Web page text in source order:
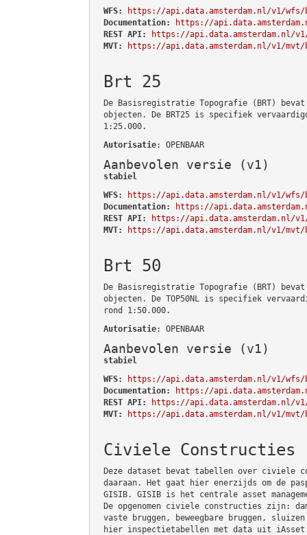
WFS:
https://api.data.amsterdam.nl/v1/wfs/
Documentation:
https://
REST API:
https://api.data.amsterdam.nl/
MVT:
https://api.data.amsterdam.nl/v1/mvt/
Brt 25
De Basisregistratie Topografie (BRT)
objecten. De BRT25 is specifiek
1:25.000.
Autorisatie: OPENBAAR
Aanbevolen versie (v1)
stabiel
WFS:
https://api.data.amsterdam.nl/v1/wfs/
Documentation:
https://
REST API:
https://api.data.amsterdam.nl/
MVT:
https://api.data.amsterdam.nl/v1/mvt/
Brt 50
De Basisregistratie Topografie (BRT)
objecten. De TOP50NL is specifiek
rond 1:50.000.
Autorisatie: OPENBAAR
Aanbevolen versie (v1)
stabiel
WFS:
https://api.data.amsterdam.nl/v1/wfs/
Documentation:
https://
REST API:
https://api.data.amsterdam.nl/
MVT:
https://api.data.amsterdam.nl/v1/mvt/
Civiele Constructies
Deze dataset bevat tabellen over civiele
daaraan. Het gaat hier enerzijds om de
GISIB. GISIB is het centrale asset
De opgenomen civiele constructies zijn:
vaste bruggen, beweegbare bruggen,
hier inspectietabellen met data uit